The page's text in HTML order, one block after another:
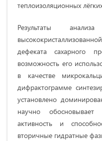
теплоизоляционных
Результаты
дефеката сахарного
возможность его
в качестве
дифрактограмме
установлено
научно
активность и
вторичные гидратные